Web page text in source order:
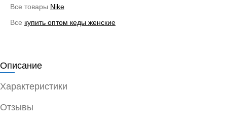
Все товары Nike
Все купить оптом кеды женские
Описание
Характеристики
Отзывы